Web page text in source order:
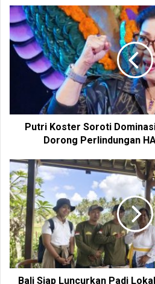
s
i
t
e
Putri Koster Soroti
Dorong Perlindungan
Bali Siap Luncurkan Padi